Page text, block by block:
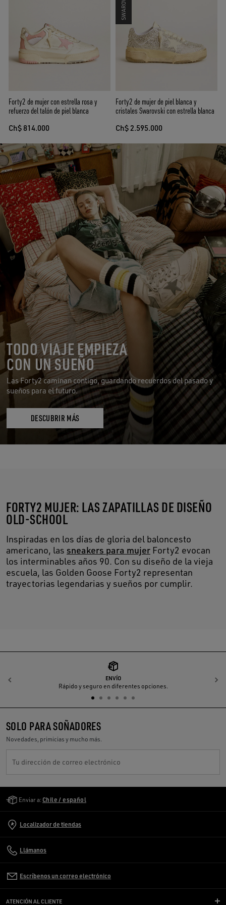
Forty2 de mujer con estrella rosa y
refuerzo del talón de piel blanca
Ch$ 814.000
Forty2 de mujer de piel blanca y
cristales Swarovski con estrella blanca
Ch$ 2.595.000
TODO VIAJE EMPIEZA
CON UN SUEÑO
Las Forty2 caminan contigo, guardando recuerdos del pasado y
sueños para el futuro.
DESCUBRIR MÁS
FORTY2 MUJER: LAS ZAPATILLAS DE DISEÑO
OLD-SCHOOL
Inspiradas en los días de gloria del baloncesto
americano, las sneakers para mujer Forty2 evocan
los interminables años 90. Con su diseño de la vieja
escuela, las Golden Goose Forty2 representan
trayectorias legendarias y sueños por cumplir.
ENVÍO
Rápido y seguro en diferentes opciones.
Anterior
SOLO PARA SOÑADORES
Novedades, primicias y mucho más.
Tu dirección de correo electrónico
Enviar a: Chile / español
Localizador de tiendas
Llámanos
Escríbenos un correo electrónico
ATENCIÓN AL CLIENTE